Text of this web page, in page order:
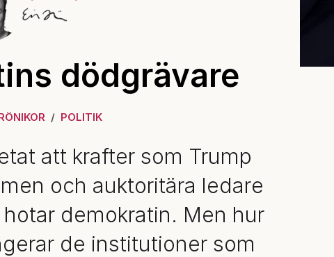
dödgrävare
POLITIK
att krafter som Trump
och auktoritära ledare
demokratin. Men hur
de institutioner som